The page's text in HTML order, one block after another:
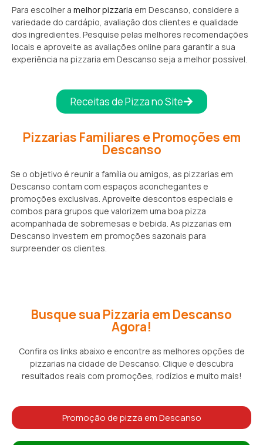
Para escolher a melhor pizzaria em Descanso, considere a
variedade do cardápio, avaliação dos clientes e qualidade
dos ingredientes. Pesquise pelas melhores recomendações
locais e aproveite as avaliações online para garantir a sua
experiência na pizzaria em Descanso seja a melhor possível.
Receitas de Pizza no Site
Pizzarias Familiares e Promoções em
Descanso
Se o objetivo é reunir a família ou amigos, as pizzarias em
Descanso contam com espaços aconchegantes e
promoções exclusivas. Aproveite descontos especiais e
combos para grupos que valorizem uma boa pizza
acompanhada de sobremesas e bebida. As pizzarias em
Descanso investem em promoções sazonais para
surpreender os clientes.
Busque sua Pizzaria em Descanso
Agora!
Confira os links abaixo e encontre as melhores opções de
pizzarias na cidade de Descanso. Clique e descubra
resultados reais com promoções, rodízios e muito mais!
Promoção de pizza em Descanso